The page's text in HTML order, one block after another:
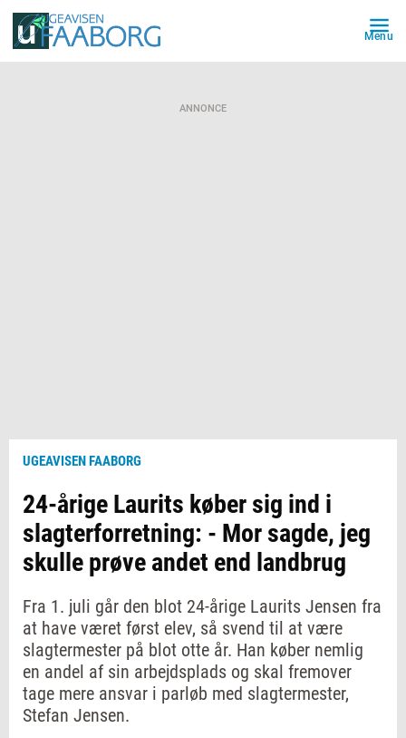
Menu
ANNONCE
UGEAVISEN FAABORG
24-årige Laurits køber sig ind i
slagterforretning: - Mor sagde, jeg
skulle prøve andet end landbrug
Fra 1. juli går den blot 24-årige Laurits Jensen fra
at have været først elev, så svend til at være
slagtermester på blot otte år. Han køber nemlig
en andel af sin arbejdsplads og skal fremover
tage mere ansvar i parløb med slagtermester,
Stefan Jensen.